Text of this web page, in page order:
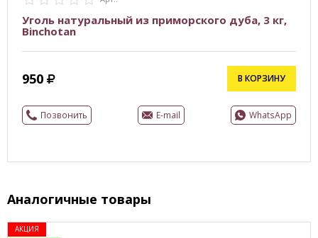
Уголь натуральный из приморского дуба, 3 кг,
Binchotan
950 В КОРЗИНУ
Позвонить E-mail WhatsApp
Аналогичные товары
АКЦИЯ